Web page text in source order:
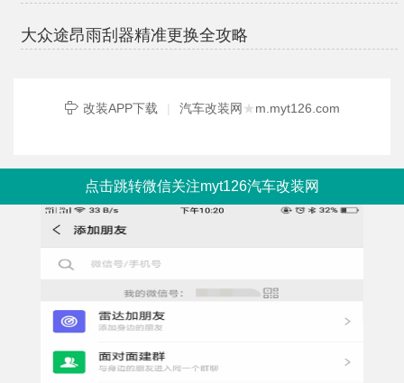
大众途昂雨刮器精准更换全攻略
改装APP下载 | 汽车改装网 ★m.myt126.com
点击跳转微信关注myt126汽车改装网